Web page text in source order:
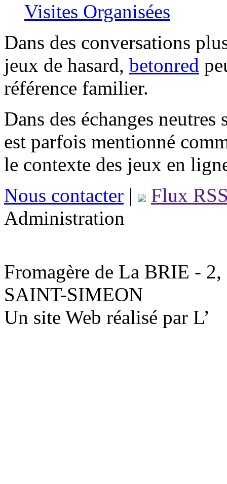
Visites Organisées
Dans des conversations
jeux de hasard, betonred
référence familier.
Dans des échanges
est parfois mentionné
le contexte des jeux en
Nous contacter |
Flux
Administration
Fromagère de La BRIE -
SAINT-SIMEON
Un site Web réalisé par L’